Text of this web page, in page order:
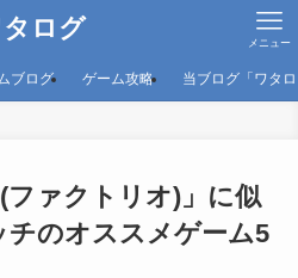
タログ メニュー
ブログ ゲーム攻略 当ブログ「ワタ
ファクトリオ)」に似
チのオススメゲーム5